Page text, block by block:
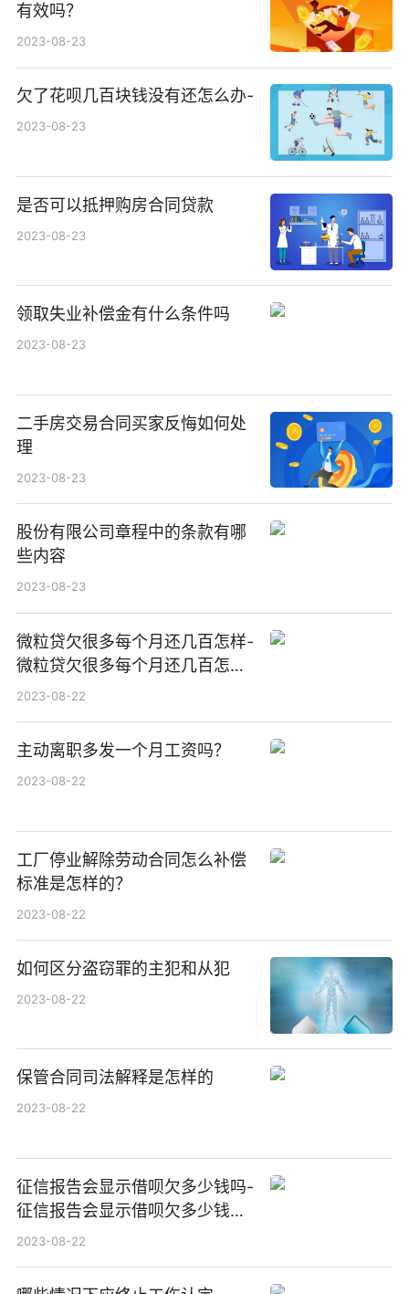
有效吗？
2023-08-23
欠了花呗几百块钱没有还怎么办-
2023-08-23
是否可以抵押购房合同贷款
2023-08-23
领取失业补偿金有什么条件吗
2023-08-23
二手房交易合同买家反悔如何处
理
2023-08-23
股份有限公司章程中的条款有哪
些内容
2023-08-23
微粒贷欠很多每个月还几百怎样-
微粒贷欠很多每个月还几百怎样
还最划算
2023-08-22
主动离职多发一个月工资吗？
2023-08-22
工厂停业解除劳动合同怎么补偿
标准是怎样的？
2023-08-22
如何区分盗窃罪的主犯和从犯
2023-08-22
保管合同司法解释是怎样的
2023-08-22
征信报告会显示借呗欠多少钱吗-
征信报告会显示借呗欠多少钱吗
怎么查
2023-08-22